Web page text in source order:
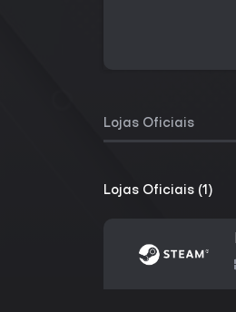
Lojas Oficiais
Lojas Oficiais (1)